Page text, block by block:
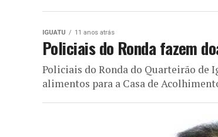
IGUATU 11 anos atrás
Policiais do Ronda fazem
Policiais do Ronda do Quarteirão de
alimentos para a Casa de